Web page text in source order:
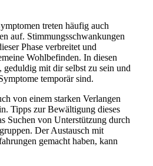
treten häufig auch
auf. Stimmungsschwankungen
Phase verbreitet und
Wohlbefinden. In diesen
mit dir selbst zu sein und
temporär sind.
von einem starken Verlangen
Tipps zur Bewältigung dieses
Suchen von Unterstützung durch
Der Austausch mit
gemacht haben, kann